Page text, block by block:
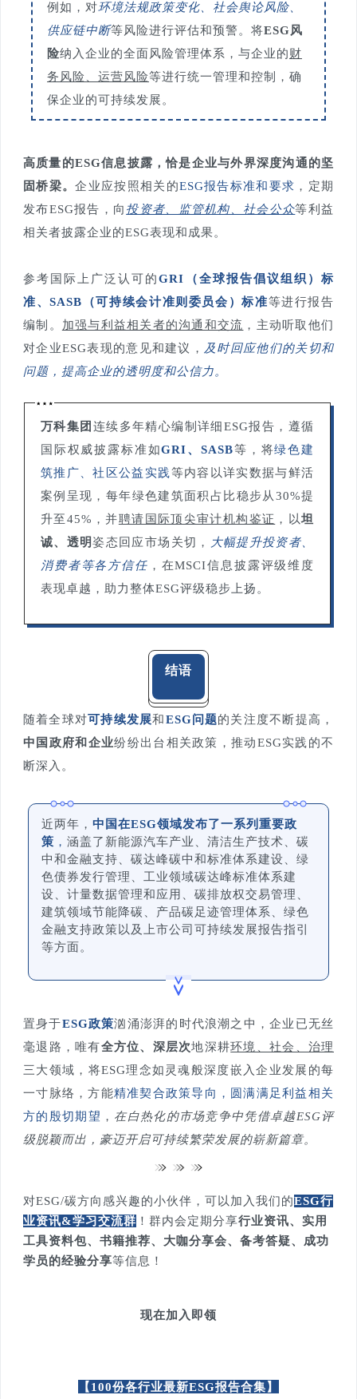
例如，对环境法规政策变化、社会舆论风险、
供应链中断等风险进行评估和预警。将ESG风
险纳入企业的全面风险管理体系，与企业的财
务风险、运营风险等进行统一管理和控制，确
保企业的可持续发展。
高质量的ESG信息披露，恰是企业与外界深度沟通的坚
固桥梁。企业应按照相关的ESG报告标准和要求 ，定期
发布ESG报告，向 投资者、监管机构、社会公众等利益
相关者披露企业的ESG表现和成果。
参考国际上广泛认可的GRI（全球报告倡议组织）标
准、SASB（可持续会计准则委员会）标准等进行报告
编制。 加强与利益相关者的沟通和交流 ，主动听取他们
对企业ESG表现的意见和建议， 及时回应他们的关切和
问题，提高企业的透明度和公信力。
万科集团 连续多年精心编制详细ESG报告，遵循
国际权威披露标准如GRI、SASB等，将绿色建
筑推广、社区公益实践等内容以详实数据与鲜活
案例呈现，每年绿色建筑面积占比稳步从30%提
升至45%，并聘请国际顶尖审计机构鉴证 ，以坦
诚、透明姿态回应市场关切，
大幅提升投资者、
消费者等各方信任 ，在MSCI信息披露评级维度
表现卓越，助力整体ESG评级稳步上扬。
结语
随着全球对可持续发展和ESG问题的关注度不断提高，
中国政府和企业纷纷出台相关政策，推动ESG实践的不
断深入。
近两年， 中国在ESG领域发布了一系列重要政
策 ， 涵盖了新能源汽车产业、清洁生产技术、碳
中和金融支持、碳达峰碳中和标准体系建设、绿
色债券发行管理、工业领域碳达峰标准体系建
设、计量数据管理和应用、碳排放权交易管理、
建筑领域节能降碳、产品碳足迹管理体系、绿色
金融支持政策以及上市公司可持续发展报告指引
等方面。
置身于ESG政策汹涌澎湃的时代浪潮之中，企业已无丝
毫退路，唯有全方位、深层次地深耕环境、社会、治理
三大领域，将ESG理念如灵魂般深度嵌入企业发展的每
一寸脉络，方能精准契合政策导向，圆满满足利益相关
方的殷切期望 ， 在白热化的市场竞争中凭借卓越ESG评
级脱颖而出，豪迈开启可持续繁荣发展的崭新篇章。
对ESG/碳方向感兴趣的小伙伴，可以加入我们的ESG行
业资讯&学习交流群 ！ 群内会定期分享行业资讯、实用
工具资料包、书籍推荐、大咖分享会、备考答疑、成功
学员的经验分享等信息！
现在加入即领
【100份各行业最新ESG报告合集】